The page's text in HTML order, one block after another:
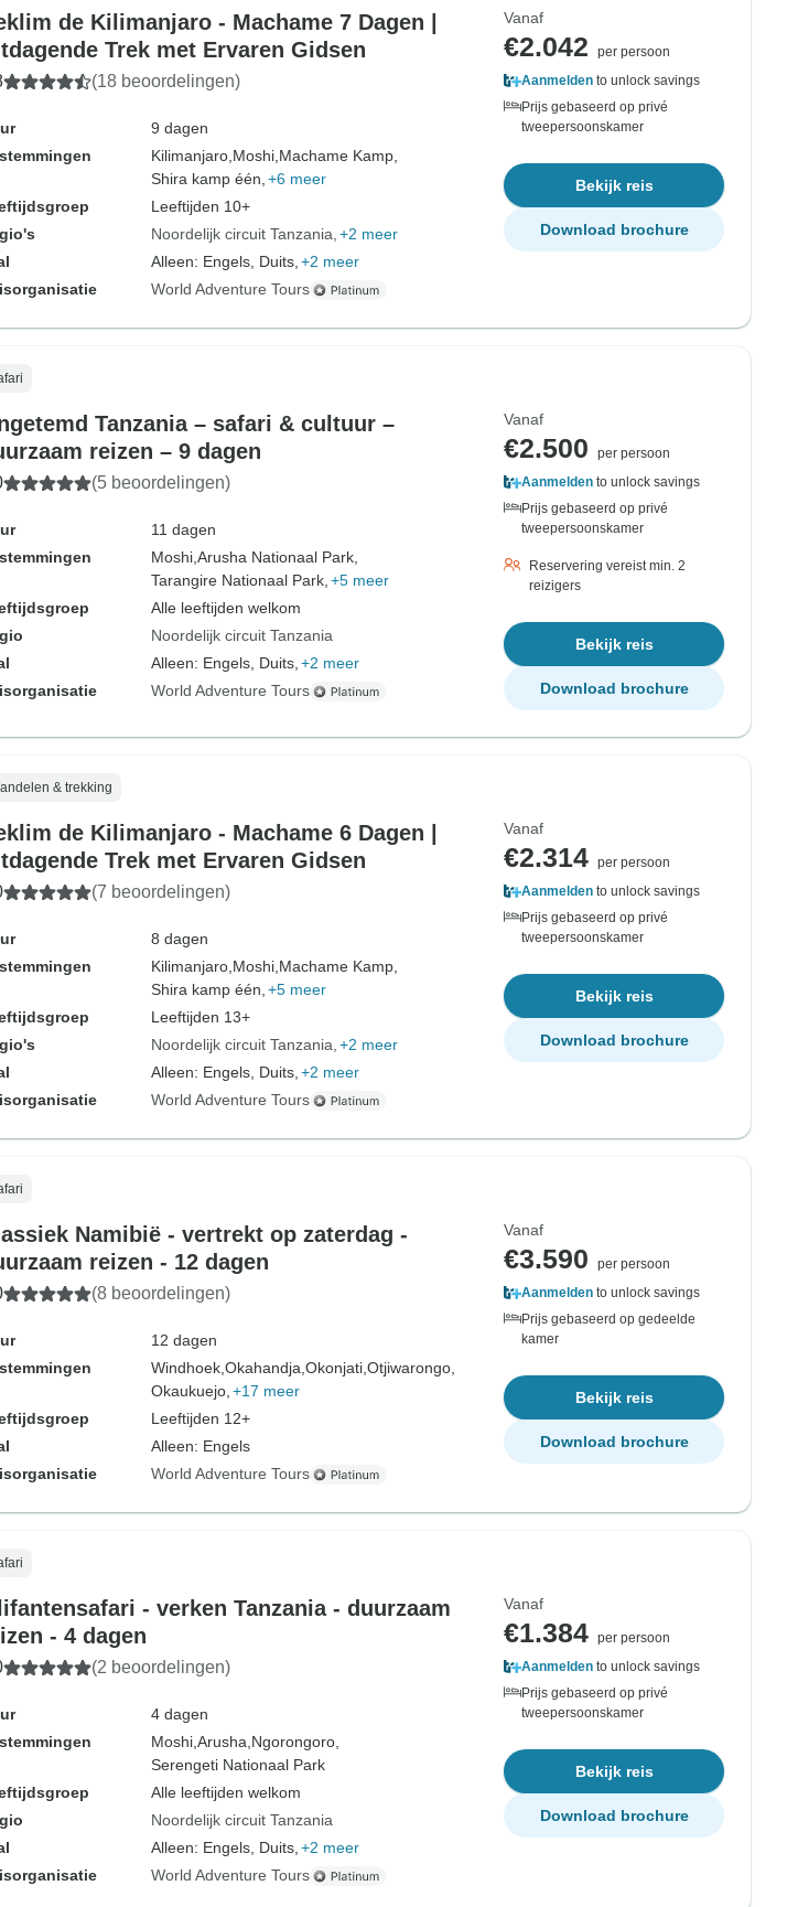
de Kilimanjaro - Machame 7 Dagen |
Trek met Ervaren Gidsen
(18 beoordelingen)
9 dagen
Kilimanjaro, Moshi, Machame Kamp,
Shira kamp één, +6 meer
Leeftijden 10+
Noordelijk circuit Tanzania +2 meer
Alleen: Engels, Duits, +2 meer
World Adventure Tours
Vanaf
€2.042
per persoon
Aanmelden to unlock savings
Prijs gebaseerd op privé
tweepersoonskamer
Bekijk reis
Download brochure
Tanzania – safari & cultuur –
reizen – 9 dagen
(5 beoordelingen)
11 dagen
Moshi, Arusha Nationaal Park,
Tarangire Nationaal Park, +5 meer
Alle leeftijden welkom
Noordelijk circuit Tanzania
Alleen: Engels, Duits, +2 meer
World Adventure Tours
Vanaf
€2.500
per persoon
Aanmelden to unlock savings
Prijs gebaseerd op privé
tweepersoonskamer
Reservering vereist min. 2
reizigers
Bekijk reis
Download brochure
& trekking
de Kilimanjaro - Machame 6 Dagen |
Trek met Ervaren Gidsen
(7 beoordelingen)
8 dagen
Kilimanjaro, Moshi, Machame Kamp,
Shira kamp één, +5 meer
Leeftijden 13+
Noordelijk circuit Tanzania +2 meer
Alleen: Engels, Duits, +2 meer
World Adventure Tours
Vanaf
€2.314 per persoon
Aanmelden to unlock savings
Prijs gebaseerd op privé
tweepersoonskamer
Bekijk reis
Download brochure
Namibië - vertrekt op zaterdag -
reizen - 12 dagen
(8 beoordelingen)
12 dagen
Windhoek, Okahandja, Okonjati, Otjiwarongo,
Okaukuejo, +17 meer
Leeftijden 12+
Alleen: Engels
World Adventure Tours
Vanaf
€3.590
per persoon
Aanmelden to unlock savings
Prijs gebaseerd op gedeelde
kamer
Bekijk reis
Download brochure
- verken Tanzania - duurzaam
- 4 dagen
(2 beoordelingen)
4 dagen
Moshi, Arusha, Ngorongoro,
Serengeti Nationaal Park
Alle leeftijden welkom
Noordelijk circuit Tanzania
Alleen: Engels, Duits, +2 meer
World Adventure Tours
Vanaf
€1.384 per persoon
Aanmelden to unlock savings
Prijs gebaseerd op privé
tweepersoonskamer
Bekijk reis
Download brochure